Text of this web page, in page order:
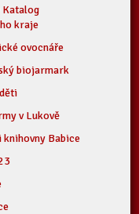
Katalog
kraje
ovocnáře
biojarmark
v Lukově
knihovny Babice